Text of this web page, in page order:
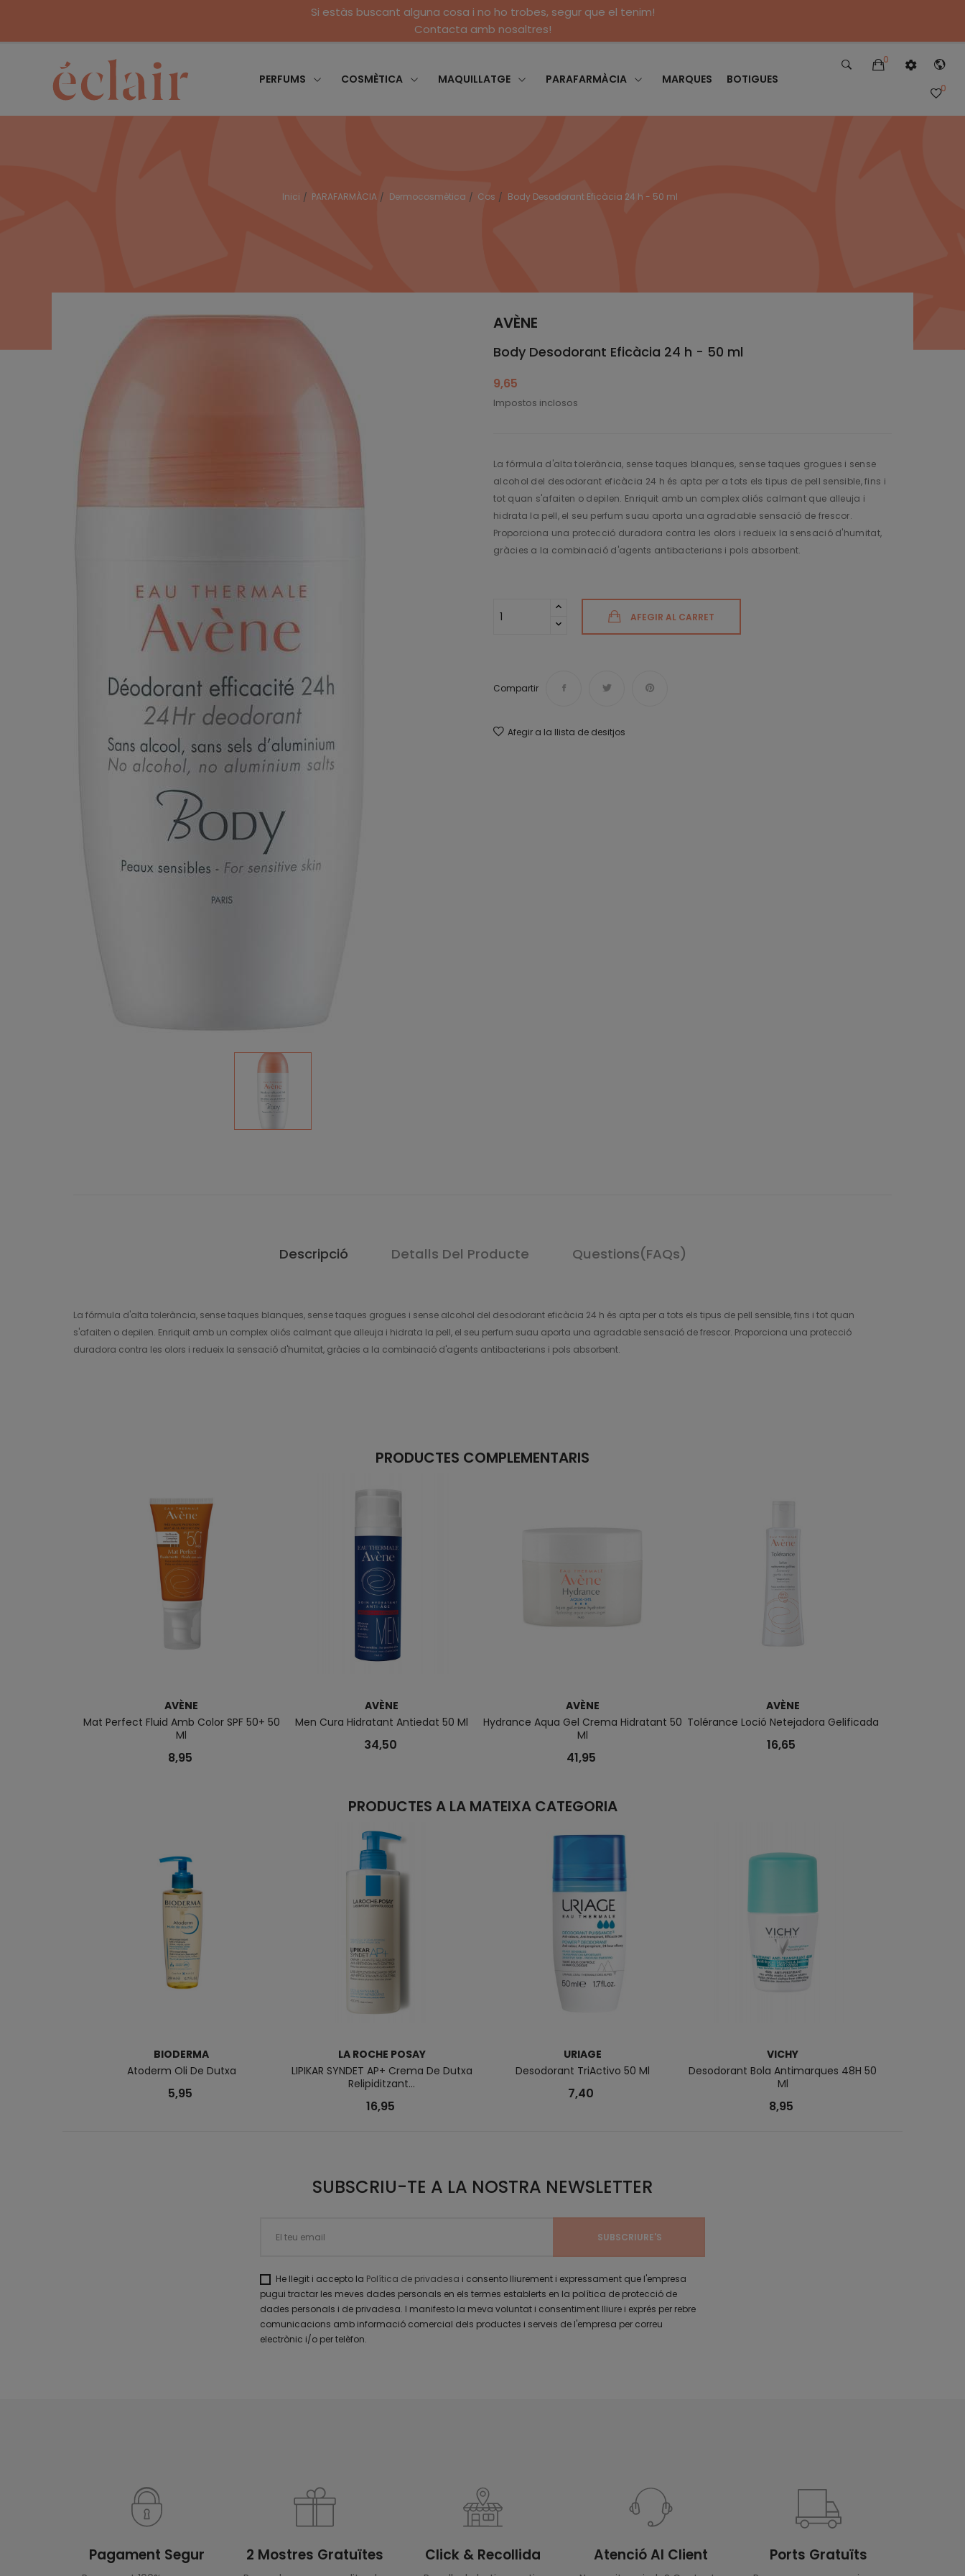
Si estàs buscant alguna cosa i no ho trobes, segur que el tenim!
Contacta amb nosaltres!
PERFUMS COSMÈTICA MAQUILLATGE PARAFARMÀCIA MARQUES BOTIGUES
0
0
Inici PARAFARMÀCIA Dermocosmètica Cos Body Desodorant Eficàcia 24 h - 50 ml
AVÈNE
Body Desodorant Eficàcia 24 h - 50 ml
9,65
Impostos inclosos
La fórmula d'alta tolerància, sense taques blanques, sense taques grogues i sense
alcohol del desodorant eficàcia 24 h és apta per a tots els tipus de pell sensible, fins i
tot quan s'afaiten o depilen. Enriquit amb un complex oliós calmant que alleuja i
hidrata la pell, el seu perfum suau aporta una agradable sensació de frescor.
Proporciona una protecció duradora contra les olors i redueix la sensació d'humitat,
gràcies a la combinació d'agents antibacterians i pols absorbent.
AFEGIR AL CARRET
Compartir
Afegir a la llista de desitjos
Descripció Detalls Del Producte Questions(FAQs)
La fórmula d'alta tolerància, sense taques blanques, sense taques grogues i sense alcohol del desodorant eficàcia 24 h és apta per a tots els tipus de pell sensible, fins i tot quan
s'afaiten o depilen. Enriquit amb un complex oliós calmant que alleuja i hidrata la pell, el seu perfum suau aporta una agradable sensació de frescor. Proporciona una protecció
duradora contra les olors i redueix la sensació d'humitat, gràcies a la combinació d'agents antibacterians i pols absorbent.
PRODUCTES COMPLEMENTARIS
AVÈNE
Mat Perfect Fluid Amb Color SPF 50+ 50
Ml
8,95
AVÈNE
Men Cura Hidratant Antiedat 50 Ml
34,50
AVÈNE
Hydrance Aqua Gel Crema Hidratant 50
Ml
41,95
AVÈNE
Tolérance Loció Netejadora Gelificada
16,65
PRODUCTES A LA MATEIXA CATEGORIA
BIODERMA
Atoderm Oli De Dutxa
5,95
LA ROCHE POSAY
LIPIKAR SYNDET AP+ Crema De Dutxa
Relipiditzant...
16,95
URIAGE
Desodorant TriActivo 50 Ml
7,40
VICHY
Desodorant Bola Antimarques 48H 50
Ml
8,95
SUBSCRIU-TE A LA NOSTRA NEWSLETTER
He llegit i accepto la Política de privadesa i consento lliurement i expressament que l'empresa
pugui tractar les meves dades personals en els termes establerts en la política de protecció de
dades personals i de privadesa. I manifesto la meva voluntat i consentiment lliure i exprés per rebre
comunicacions amb informació comercial dels productes i serveis de l'empresa per correu
electrònic i/o per telèfon.
Pagament Segur 2 Mostres Gratuïtes Click & Recollida Atenció Al Client Ports Gratuïts